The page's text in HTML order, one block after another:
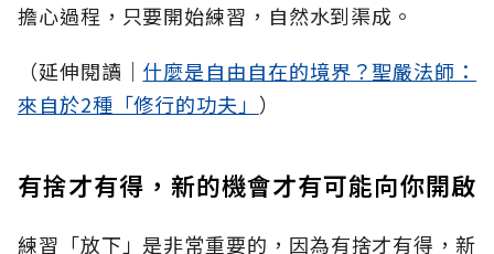
擔心過程，只要開始練習，自然水到渠成。
（延伸閱讀│ 什麼是自由自在的境界？聖嚴法師：
來自於2種「修行的功夫」 ）
有捨才有得，新的機會才有可能向你開啟
練習「放下」是非常重要的，因為有捨才有得，新